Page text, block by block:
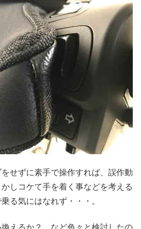
せずに素手で操作すれば、誤作動
しコケて手を着く事などを考える
る気にはなれず・・・。
換えるか？ など色々と検討したの